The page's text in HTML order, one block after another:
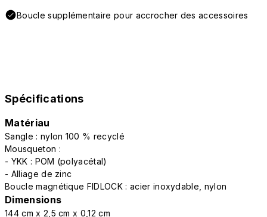
Boucle supplémentaire pour accrocher des accessoires
Spécifications
Matériau
Sangle : nylon 100 % recyclé
Mousqueton :
- YKK : POM (polyacétal)
- Alliage de zinc
Boucle magnétique FIDLOCK : acier inoxydable, nylon
Dimensions
144 cm x 2,5 cm x 0,12 cm